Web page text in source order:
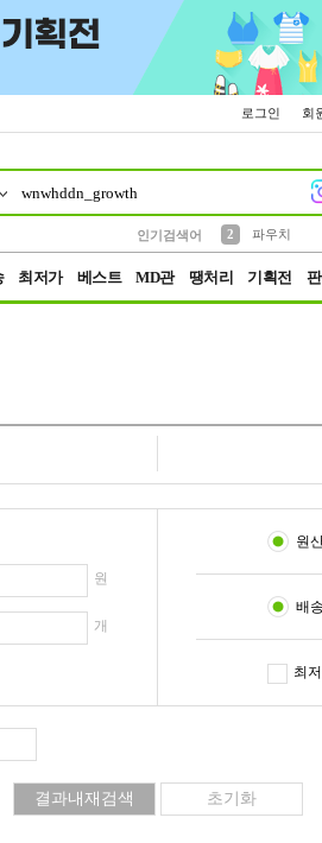
로그인 회
인기검색어
2
파우치
최저가 베스트 MD관 땡처리 기획전
원
개
원
배
최